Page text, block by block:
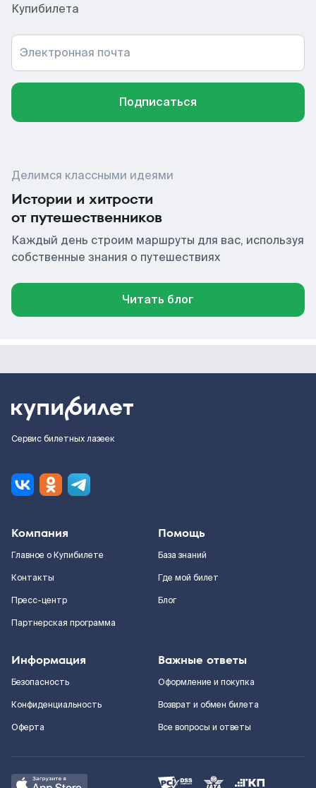
Купибилета
Электронная почта
Подписаться
Делимся классными идеями
Истории и хитрости
от путешественников
Каждый день строим маршруты для вас, используя
собственные знания о путешествиях
Читать блог
Сервис билетных лазеек
Компания
Главное о Купибилете
Контакты
Пресс-центр
Партнерская программа
Помощь
База знаний
Где мой билет
Блог
Информация
Безопасность
Конфиденциальность
Оферта
Важные ответы
Оформление и покупка
Возврат и обмен билета
Все вопросы и ответы